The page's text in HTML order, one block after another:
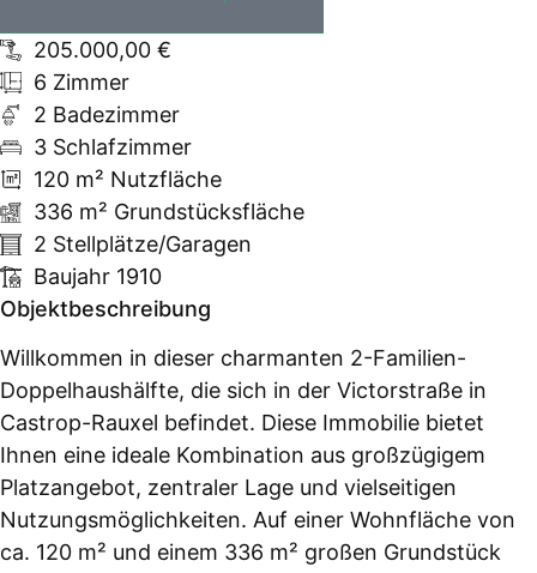
205.000,00 €
6 Zimmer
2 Badezimmer
3 Schlafzimmer
120 m² Nutzfläche
336 m² Grundstücksfläche
2 Stellplätze/Garagen
Baujahr 1910
Objektbeschreibung
Willkommen in dieser charmanten 2-Familien-
Doppelhaushälfte, die sich in der Victorstraße in
Castrop-Rauxel befindet. Diese Immobilie bietet
Ihnen eine ideale Kombination aus großzügigem
Platzangebot, zentraler Lage und vielseitigen
Nutzungsmöglichkeiten. Auf einer Wohnfläche von
ca. 120 m² und einem 336 m² großen Grundstück